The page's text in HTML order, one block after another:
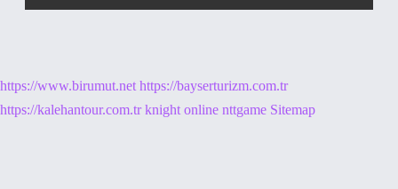
https://www.birumut.net https://bayserturizm.com.tr
https://kalehantour.com.tr knight online nttgame Sitemap